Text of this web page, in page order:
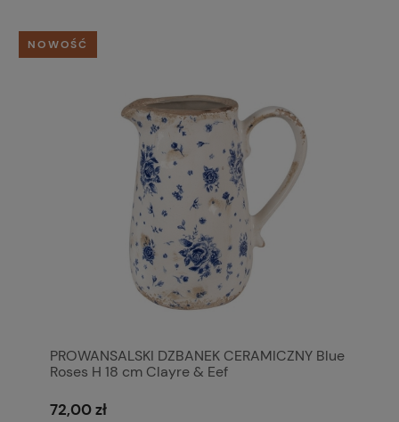
PROWANSALSKI DZBANEK CERAMICZNY Blue
Roses H 18 cm Clayre & Eef
72,00 zł
NOWOŚĆ